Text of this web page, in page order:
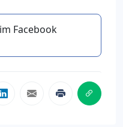
Facebook